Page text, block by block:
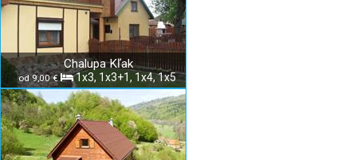
Chalupa Kľak
od 9,00 € 1x3, 1x3+1, 1x4, 1x5